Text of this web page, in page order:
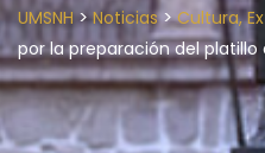
UMSNH>Noticias>Cultura,
por la preparación del